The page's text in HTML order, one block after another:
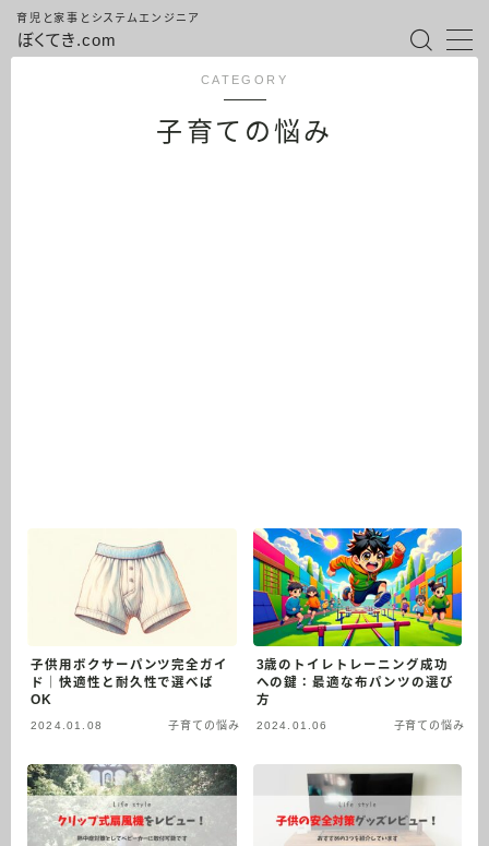
ぼくてき.com
育児と家事とシステムエンジニア
サイトマップ
プライバシーポリシー
ブロガー/システムエンジニア
複雑な設計業務、現場での監督業務に長年携わ
CATEGORY
子育ての悩み
子供用ボクサーパンツ完全ガイ
ド｜快適性と耐久性で選べば
OK
2024.01.08 子育ての悩み
3歳のトイレトレーニング成功
への鍵：最適な布パンツの選び
方
2024.01.06 子育ての悩み